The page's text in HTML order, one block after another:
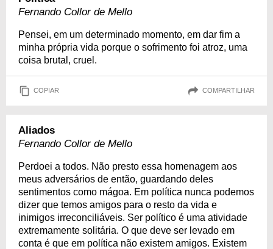
Fernando Collor de Mello
Pensei, em um determinado momento, em dar fim a
minha própria vida porque o sofrimento foi atroz, uma
coisa brutal, cruel.
COPIAR COMPARTILHAR
Aliados
Fernando Collor de Mello
Perdoei a todos. Não presto essa homenagem aos
meus adversários de então, guardando deles
sentimentos como mágoa. Em política nunca podemos
dizer que temos amigos para o resto da vida e
inimigos irreconciliáveis. Ser político é uma atividade
extremamente solitária. O que deve ser levado em
conta é que em política não existem amigos. Existem